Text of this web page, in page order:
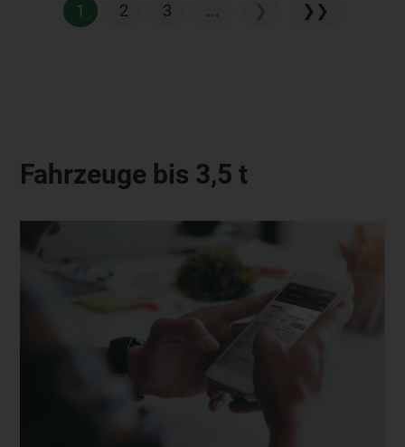
1 2 3 ... ❯❯
Fahrzeuge bis 3,5 t